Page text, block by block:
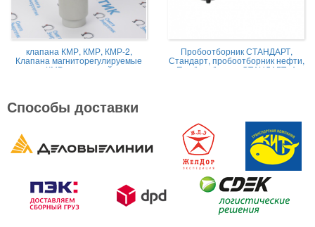
клапана КМР, КМР, КМР-2,
Клапана магниторегулируемые
КМР жидкостной
Пробоотборник СТАНДАРТ,
Стандарт, пробоотборник нефти,
Пробоотборник СТАНДАРТ -А
Способы доставки